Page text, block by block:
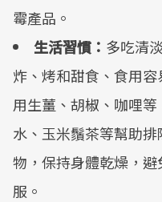
霉產品。
生活習慣： 多吃清
炸、烤和甜食、食用
用生薑、胡椒、咖哩
水、玉米鬚茶等幫助
物，保持身體乾燥，
服。